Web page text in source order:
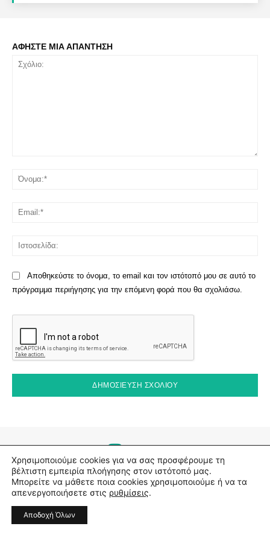
ΑΦΗΣΤΕ ΜΙΑ ΑΠΑΝΤΗΣΗ
Αποθηκεύστε το όνομα, το email και τον ιστότοπό μου σε αυτό το
πρόγραμμα περιήγησης για την επόμενη φορά που θα σχολιάσω.
Χρησιμοποιούμε cookies για να σας προσφέρουμε τη
βέλτιστη εμπειρία πλοήγησης στον ιστότοπό μας.
Μπορείτε να μάθετε ποια cookies χρησιμοποιούμε ή να τα
απενεργοποιήσετε στις ρυθμίσεις.
Αποδοχή Όλων